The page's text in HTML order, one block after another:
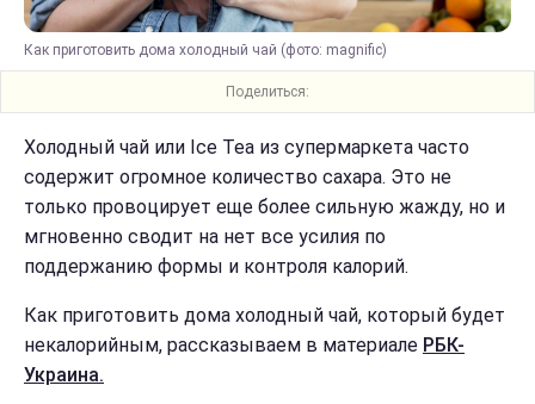
Как приготовить дома холодный чай (фото: magnific)
Поделиться:
Холодный чай или Ice Tea из супермаркета часто
содержит огромное количество сахара. Это не
только провоцирует еще более сильную жажду, но и
мгновенно сводит на нет все усилия по
поддержанию формы и контроля калорий.
Как приготовить дома холодный чай, который будет
некалорийным, рассказываем в материале РБК-
Украина.